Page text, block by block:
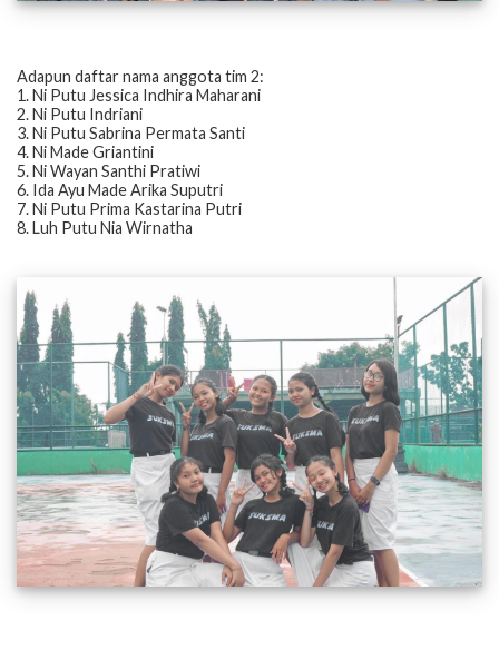
Adapun daftar nama anggota tim 2:
1. Ni Putu Jessica Indhira Maharani
2. Ni Putu Indriani
3. Ni Putu Sabrina Permata Santi
4. Ni Made Griantini
5. Ni Wayan Santhi Pratiwi
6. Ida Ayu Made Arika Suputri
7. Ni Putu Prima Kastarina Putri
8. Luh Putu Nia Wirnatha